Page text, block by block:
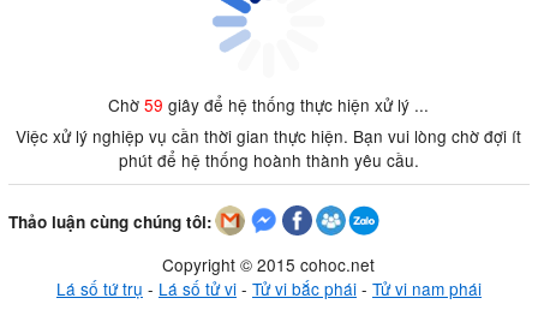
Chờ59 giây để hệ thống thực hiện xử lý ...
Việc xử lý nghiệp vụ cần thời gian thực hiện. Bạn vui lòng chờ đợi ít
phút để hệ thống hoành thành yêu cầu.
Thảo luận cùng chúng tôi:
Copyright © 2015 cohoc.net
Lá số tứ trụ - Lá số tử vi- Tử vi bắc phái- Tử vi nam phái